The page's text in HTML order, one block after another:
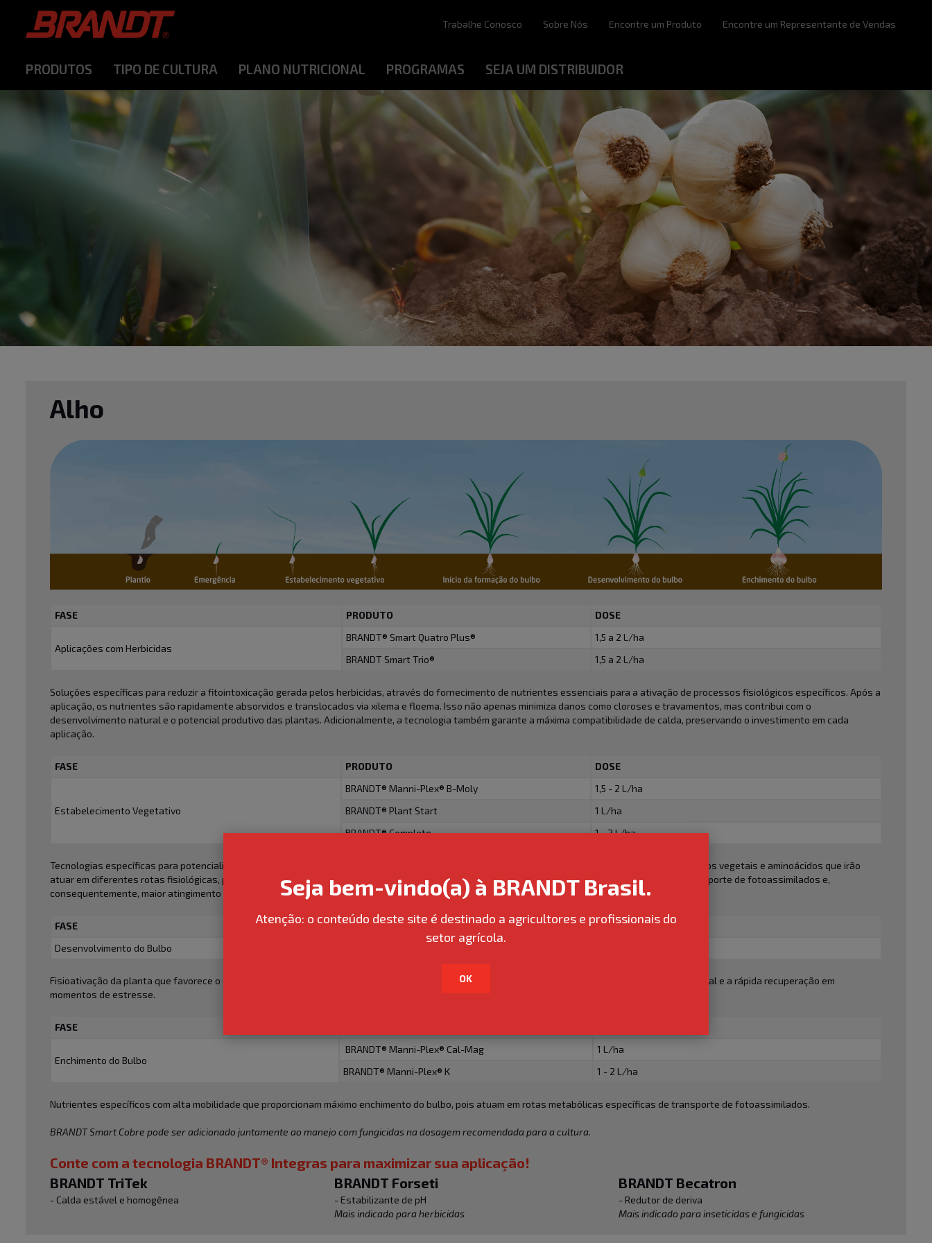
Trabalhe Conosco Sobre Nós Encontre um Produto Encontre um Representante de Vendas
PRODUTOS TIPO DE CULTURA PLANO NUTRICIONAL PROGRAMAS SEJA UM DISTRIBUIDOR
Alho
FASE PRODUTO DOSE
Aplicações com Herbicidas
BRANDT® Smart Quatro Plus®
1,5 a 2 L/ha
BRANDT Smart Trio®
1,5 a 2 L/ha
Soluções específicas para reduzir a fitointoxicação gerada pelos herbicidas, através do fornecimento de nutrientes essenciais para a ativação de processos fisiológicos específicos. Após a
aplicação, os nutrientes são rapidamente absorvidos e translocados via xilema e floema. Isso não apenas minimiza danos como cloroses e travamentos, mas contribui com o
desenvolvimento natural e o potencial produtivo das plantas. Adicionalmente, a tecnologia também garante a máxima compatibilidade de calda, preservando o investimento em cada
aplicação.
FASE PRODUTO DOSE
Estabelecimento Vegetativo
BRANDT® Manni-Plex® B-Moly
1,5 - 2 L/ha
BRANDT® Plant Start
1 L/ha
BRANDT® Completo
1 - 2 L/ha
Tecnologias específicas para potencializar o desenvolvimento de vegetativo através do fornecimento de macronutrientes, micronutrientes, compostos vegetais e aminoácidos que irão
atuar em diferentes rotas fisiológicas, promovendo redução de estresse, aumento do fluxo energético, melhoria na capacidade de uso da água, transporte de fotoassimilados e,
consequentemente, maior atingimento do potencial genético da planta.
FASE PRODUTO
DOSE
Desenvolvimento do Bulbo
Fisioativação da planta que favorece o desenvolvimento e estrutura do bulbo, a rápida disponibilidade energética, a maximização do equilíbrio hormonal e a rápida recuperação em
momentos de estresse.
FASE
Enchimento do Bulbo
BRANDT® Manni-Plex® Cal-Mag
1 L/ha
BRANDT® Manni-Plex® K
1 - 2 L/ha
Nutrientes específicos com alta mobilidade que proporcionam máximo enchimento do bulbo, pois atuam em rotas metabólicas específicas de transporte de fotoassimilados.
BRANDT Smart Cobre pode ser adicionado juntamente ao manejo com fungicidas na dosagem recomendada para a cultura.
Conte com a tecnologia BRANDT® Integras para maximizar sua aplicação!
BRANDT TriTek
- Calda estável e homogênea
BRANDT Forseti
- Estabilizante de pH
Mais indicado para herbicidas
BRANDT Becatron
- Redutor de deriva
Mais indicado para inseticidas e fungicidas
Seja bem-vindo(a) à BRANDT Brasil.
Atenção: o conteúdo deste site é destinado a agricultores e profissionais do
setor agrícola.
OK